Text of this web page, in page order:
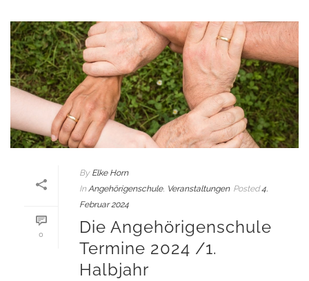
0
By Elke Horn
In Angehörigenschule, Veranstaltungen Posted 4.
Februar 2024
Die Angehörigenschule
Termine 2024 /1.
Halbjahr